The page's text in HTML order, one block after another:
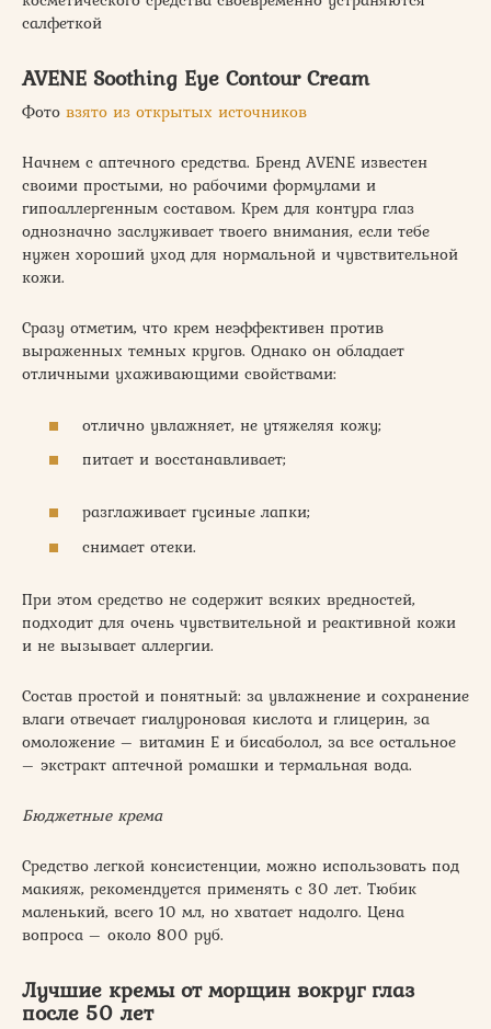
салфеткой
AVENE Soothing Eye Contour Cream
Фото взято из открытых источников
Начнем с аптечного средства. Бренд AVENE известен
своими простыми, но рабочими формулами и
гипоаллергенным составом. Крем для контура глаз
однозначно заслуживает твоего внимания, если тебе
нужен хороший уход для нормальной и чувствительной
кожи.
Сразу отметим, что крем неэффективен против
выраженных темных кругов. Однако он обладает
отличными ухаживающими свойствами:
отлично увлажняет, не утяжеляя кожу;
питает и восстанавливает;
разглаживает гусиные лапки;
снимает отеки.
При этом средство не содержит всяких вредностей,
подходит для очень чувствительной и реактивной кожи
и не вызывает аллергии.
Состав простой и понятный: за увлажнение и сохранение
влаги отвечает гиалуроновая кислота и глицерин, за
омоложение – витамин Е и бисаболол, за все остальное
– экстракт аптечной ромашки и термальная вода.
Бюджетные крема
Средство легкой консистенции, можно использовать под
макияж, рекомендуется применять с 30 лет. Тюбик
маленький, всего 10 мл, но хватает надолго. Цена
вопроса – около 800 руб.
Лучшие кремы от морщин вокруг глаз
после 50 лет